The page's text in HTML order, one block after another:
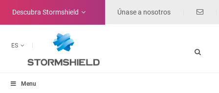
Descubra Stormshield Únase a nosotros
ES
Menu